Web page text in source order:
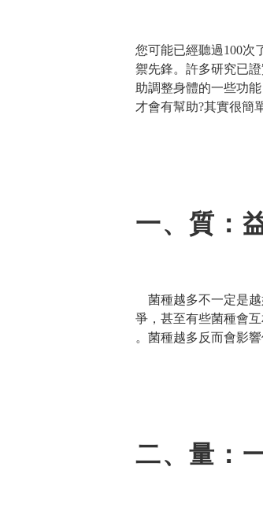
您可能已經聽過100次
禦先鋒。許多研究已
助調整身體的一些功
才會有幫助?其實很簡
一、質：
菌種越多不一定是越
爭，甚至有些菌種會
。菌種越多反而會影
二、量：